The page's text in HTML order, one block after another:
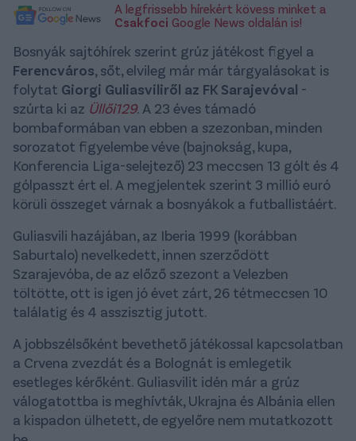
A legfrissebb hírekért kövess minket a
Csakfoci Google News oldalán is!
Bosnyák sajtóhírek szerint grúz játékost figyel a
Ferencváros, sőt, elvileg már már tárgyalásokat is
folytat Giorgi Guliasviliről az FK Sarajevóval -
szúrta ki az Üllői129. A 23 éves támadó
bombaformában van ebben a szezonban, minden
sorozatot figyelembe véve (bajnokság, kupa,
Konferencia Liga-selejtező) 23 meccsen 13 gólt és 4
gólpasszt ért el. A megjelentek szerint 3 millió euró
körüli összeget várnak a bosnyákok a futballistáért.
Guliasvili hazájában, az Iberia 1999 (korábban
Saburtalo) nevelkedett, innen szerződött
Szarajevóba, de az előző szezont a Velezben
töltötte, ott is igen jó évet zárt, 26 tétmeccsen 10
találatig és 4 asszisztig jutott.
A jobbszélsőként bevethető játékossal kapcsolatban
a Crvena zvezdát és a Bolognát is emlegetik
esetleges kérőként. Guliasvilit idén már a grúz
válogatottba is meghívták, Ukrajna és Albánia ellen
a kispadon ülhetett, de egyelőre nem mutatkozott